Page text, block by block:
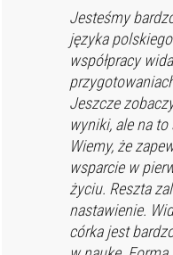
Jesteśmy
języka
współpracy
Jeszcze
wyniki, ale na to
Wiemy, że
wsparcie w
życiu. Reszta
nastawienie.
córka jest